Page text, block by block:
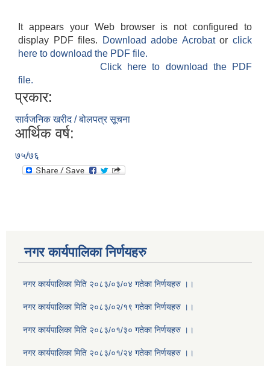
It appears your Web browser is not configured to
display PDF files.
Download adobe Acrobatorclick
here to download the PDF file.
Click here to download the PDF
file.
प्रकार:
सार्वजनिक खरीद / बोलपत्र सूचना
आर्थिक वर्ष:
७५/७६
नगर कार्यपालिका निर्णयहरु
नगर कार्यपालिका मिति २०८३/०३/०४ गतेका निर्णयहरु ।।
नगर कार्यपालिका मिति २०८३/०२/१९ गतेका निर्णयहरु ।।
नगर कार्यपालिका मिति २०८३/०१/३० गतेका निर्णयहरु ।।
नगर कार्यपालिका मिति २०८३/०१/२४ गतेका निर्णयहरु ।।